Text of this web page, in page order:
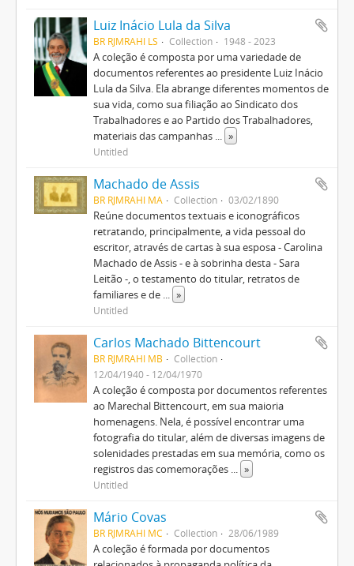
Luiz Inácio Lula da Silva
BR RJMRAHI LS Collection 1948 - 2023
A coleção é composta por uma variedade de
documentos referentes ao presidente Luiz Inácio
Lula da Silva. Ela abrange diferentes momentos de
sua vida, como sua filiação ao Sindicato dos
Trabalhadores e ao Partido dos Trabalhadores,
materiais das campanhas ... »
Untitled
Machado de Assis
BR RJMRAHI MA Collection 03/02/1890
Reúne documentos textuais e iconográficos
retratando, principalmente, a vida pessoal do
escritor, através de cartas à sua esposa - Carolina
Machado de Assis - e à sobrinha desta - Sara
Leitão -, o testamento do titular, retratos de
familiares e de ... »
Untitled
Carlos Machado Bittencourt
BR RJMRAHI MB
Collection
12/04/1940 - 12/04/1970
A coleção é composta por documentos referentes
ao Marechal Bittencourt, em sua maioria
homenagens. Nela, é possível encontrar uma
fotografia do titular, além de diversas imagens de
solenidades prestadas em sua memória, como os
registros das comemorações ... »
Untitled
Mário Covas
BR RJMRAHI MC Collection 28/06/1989
A coleção é formada por documentos